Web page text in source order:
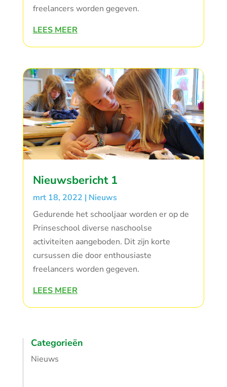
freelancers worden gegeven.
LEES MEER
Nieuwsbericht 1
mrt 18, 2022 | Nieuws
Gedurende het schooljaar worden er op de
Prinseschool diverse naschoolse
activiteiten aangeboden. Dit zijn korte
cursussen die door enthousiaste
freelancers worden gegeven.
LEES MEER
Categorieën
Nieuws